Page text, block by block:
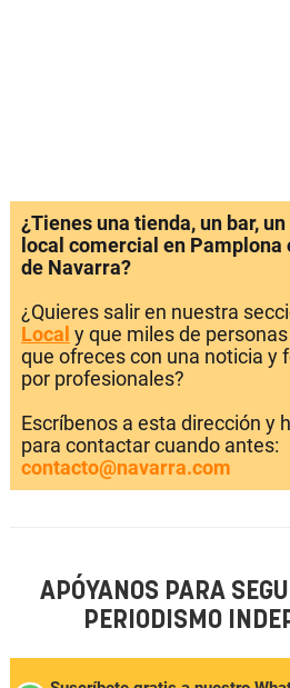
¿Tienes una tienda, un bar,
local comercial en Pamplona
de Navarra?
¿Quieres salir en nuestra
Local y que miles de
que ofreces con una noticia y
por profesionales?
Escríbenos a esta dirección y
para contactar cuando antes:
contacto@navarra.com
APÓYANOS PARA
PERIODISMO